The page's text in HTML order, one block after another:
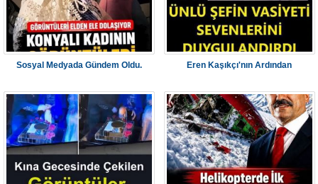
Sosyal Medyada Gündem Oldu. Eren Kaşıkçı'nın Ardından